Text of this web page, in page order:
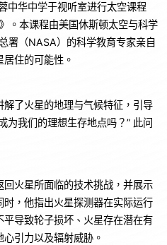
中华中学于视听室进行太空课程
本课程由美国休斯顿太空与科学
署（NASA）的科学教育专家亲自
住的可能性。
了火星的地理与气候特征，引导
为我们的理想生存地点吗？” 此问
火星所面临的技术挑战，并展示
，他指出火星探测器在实际运行
导致轮子损坏、火星存在潜在有
引力以及辐射威胁。